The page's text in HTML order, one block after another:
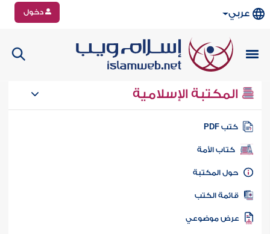
عربي دخول
المكتبة الإسلامية
كتب PDF
كتاب الأمة
المكتبة
الكتب